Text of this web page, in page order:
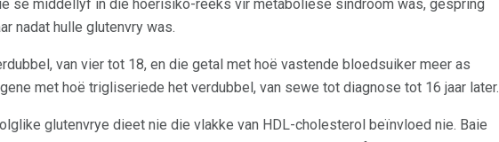
se middellyf in die hoërisiko-reeks vir metaboliese sindroom was, gespring
nadat hulle glutenvry was.
van vier tot 18, en die getal met hoë vastende bloedsuiker meer as
met hoë trigliseriede het verdubbel, van sewe tot diagnose tot 16 jaar later.
glutenvrye dieet nie die vlakke van HDL-cholesterol beïnvloed nie. Baie